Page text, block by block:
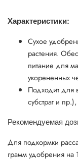
Характеристики:
Сухое
растения.
питание для
укорененных
Подходит для
субстрат и
Рекомендуемая
Для подкормки
грамм удобрения на